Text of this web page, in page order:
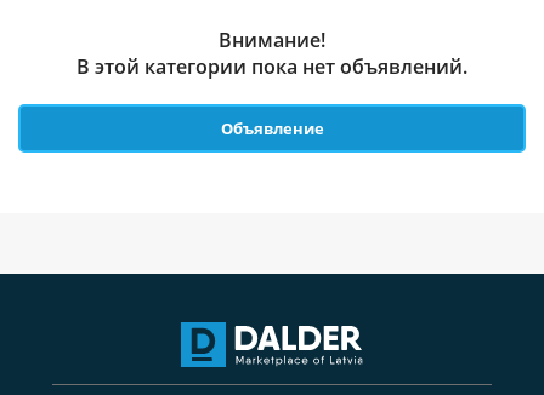
Внимание!
В этой категории пока нет объявлений.
Объявление